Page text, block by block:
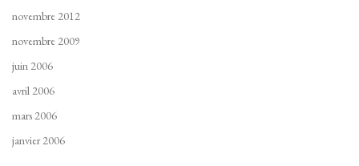
novembre 2012
novembre 2009
juin 2006
avril 2006
mars 2006
janvier 2006